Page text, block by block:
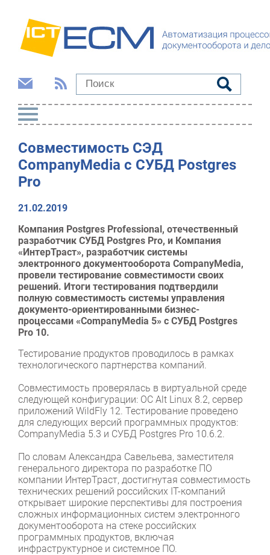
Совместимость СЭД
CompanyMedia с СУБД Postgres
Pro
21.02.2019
Компания Postgres Professional, отечественный
разработчик СУБД Postgres Pro, и Компания
«ИнтерТраст», разработчик системы
электронного документооборота CompanyMedia,
провели тестирование совместимости своих
решений. Итоги тестирования подтвердили
полную совместимость системы управления
документо-ориентированными бизнес-
процессами «CompanyMedia 5» с СУБД Postgres
Pro 10.
Тестирование продуктов проводилось в рамках
технологического партнерства компаний.
Совместимость проверялась в виртуальной среде
следующей конфигурации: ОС Alt Linux 8.2, сервер
приложений WildFly 12. Тестирование проведено
для следующих версий программных продуктов:
CompanyMedia 5.3 и СУБД Postgres Pro 10.6.2.
По словам Александра Савельева, заместителя
генерального директора по разработке ПО
компании ИнтерТраст, достигнутая совместимость
технических решений российских IT-компаний
открывает широкие перспективы для построения
сложных информационных систем электронного
документооборота на стеке российских
программных продуктов, включая
инфраструктурное и системное ПО.